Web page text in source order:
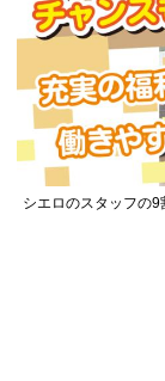
シエロのスタッフの